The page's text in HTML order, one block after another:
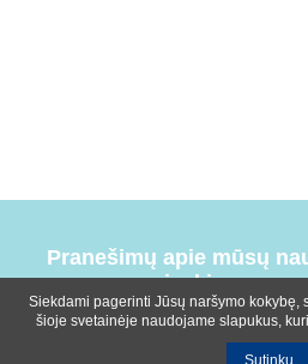
Pranešimų apie mūsų
įvykius
Siekdami pagerinti Jūsų naršymo kokybę,
šioje svetainėje naudojame slapukus,
Sutinku